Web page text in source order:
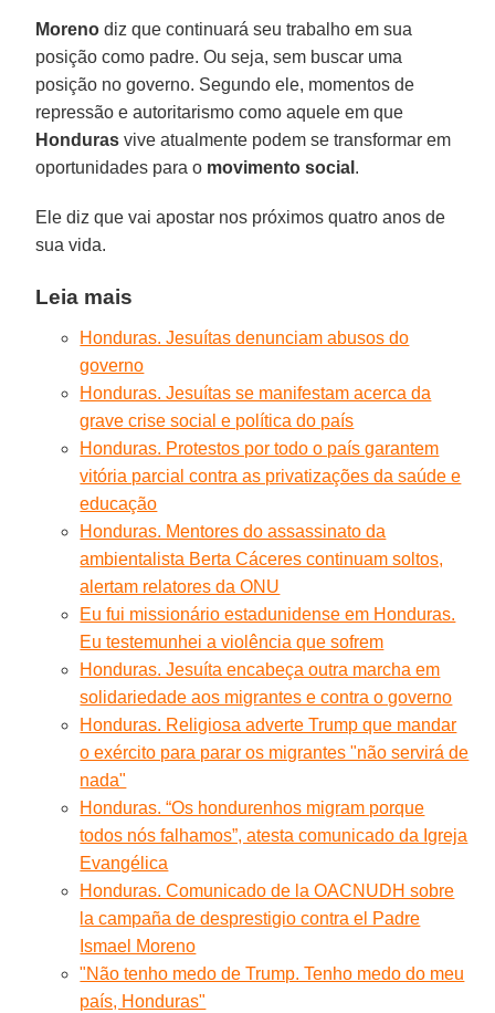
Moreno diz que continuará seu trabalho em sua
posição como padre. Ou seja, sem buscar uma
posição no governo. Segundo ele, momentos de
repressão e autoritarismo como aquele em que
Honduras vive atualmente podem se transformar em
oportunidades para o movimento social .
Ele diz que vai apostar nos próximos quatro anos de
sua vida.
Leia mais
Honduras. Jesuítas denunciam abusos do
governo
Honduras. Jesuítas se manifestam acerca da
grave crise social e política do país
Honduras. Protestos por todo o país garantem
vitória parcial contra as privatizações da saúde e
educação
Honduras. Mentores do assassinato da
ambientalista Berta Cáceres continuam soltos,
alertam relatores da ONU
Eu fui missionário estadunidense em Honduras.
Eu testemunhei a violência que sofrem
Honduras. Jesuíta encabeça outra marcha em
solidariedade aos migrantes e contra o governo
Honduras. Religiosa adverte Trump que mandar
o exército para parar os migrantes "não servirá de
nada"
Honduras. “Os hondurenhos migram porque
todos nós falhamos”, atesta comunicado da Igreja
Evangélica
Honduras. Comunicado de la OACNUDH sobre
la campaña de desprestigio contra el Padre
Ismael Moreno
"Não tenho medo de Trump. Tenho medo do meu
país, Honduras"